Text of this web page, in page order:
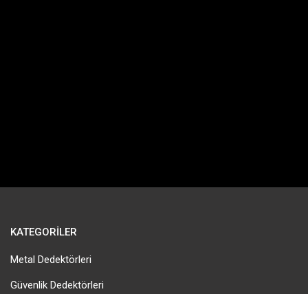
KATEGORILER
Metal Dedektörleri
Güvenlik Dedektörleri